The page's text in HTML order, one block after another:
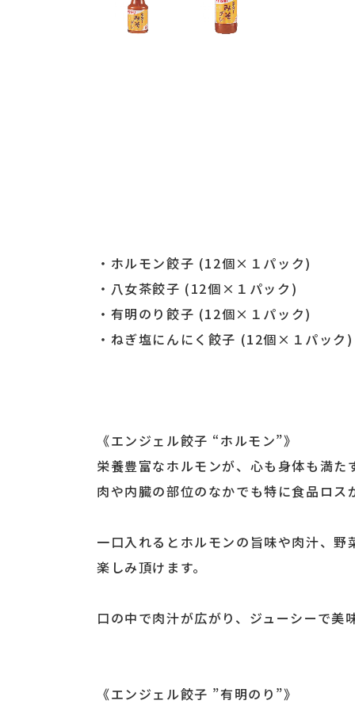
・ホルモン餃子 (12個×１パック)
・八女茶餃子 (12個×１パック)
・有明のり餃子 (12個×１パック)
・ねぎ塩にんにく餃子 (12個×１パック)
《エンジェル餃子 “ホルモン”》
栄養豊富なホルモンが、心も身体も満た
肉や内臓の部位のなかでも特に食品ロス
一口入れるとホルモンの旨味や肉汁、
楽しみ頂けます。
口の中で肉汁が広がり、ジューシーで美
《エンジェル餃子 ”有明のり”》